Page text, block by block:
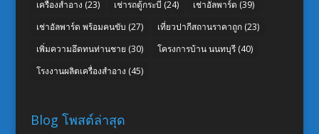
เครื่องสำอาง (23) เช่ารถตู้กระบี่ (24) เช่าอัลพาร์ด (39)
เช่าอัลพาร์ด พร้อมคนขับ (27) เที่ยวปากีสถานราคาถูก(23)
เพิ่มความอึดทนท่านชาย (30) โครงการบ้าน นนทบุรี(40)
โรงงานผลิตเครื่องสำอาง (45)
Blog โพสต์ล่าสุด